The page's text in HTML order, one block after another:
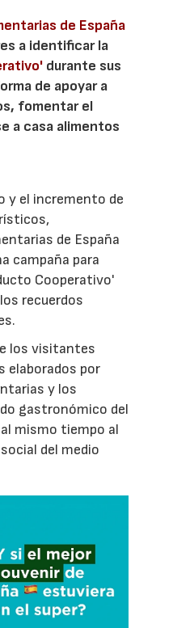
de España
a identificar la
durante sus
de apoyar a
fomentar el
a casa alimentos
y el incremento de
de España
campaña para
Cooperativo'
recuerdos
los visitantes
elaborados por
y los
gastronómico del
mismo tiempo al
del medio